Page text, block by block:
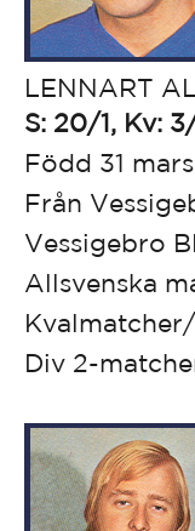
LENNART
S: 20/1, Kv:
Född 31 mars
Från
Vessigebro
Allsvenska
Div 2-